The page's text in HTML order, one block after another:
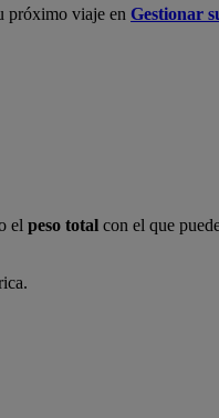
próximo viaje en Gestionar
el peso total con el que